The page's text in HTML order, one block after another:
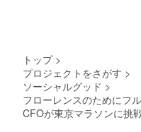
トップ >
プロジェクトをさがす >
ソーシャルグッド >
フローレンスのためにフ
CFOが東京マラソンに挑